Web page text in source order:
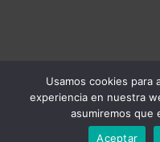
Usamos cookies para
experiencia en nuestra
asumiremos que
Aceptar